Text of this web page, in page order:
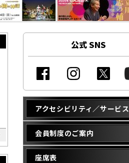
公式 SNS
アクセシビリティ／サービス
会員制度のご案内
座席表